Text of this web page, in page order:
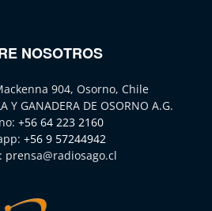
NOSOTROS
904, Osorno, Chile
Y GANADERA DE OSORNO A.G.
+56 64 223 2160
+56 9 57244942
prensa@radiosago.cl